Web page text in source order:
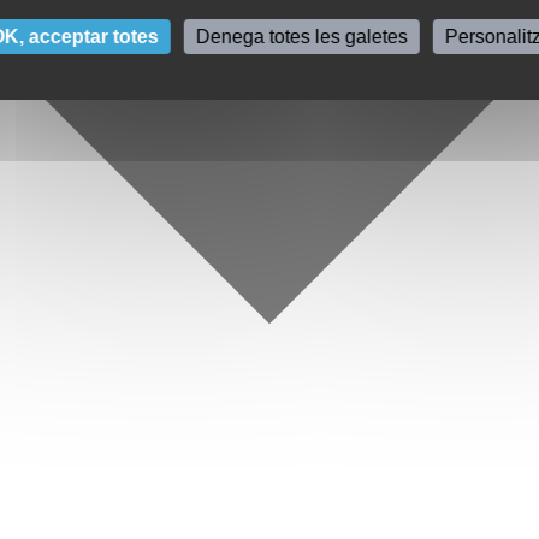
acceptar totes Denega totes les galetes